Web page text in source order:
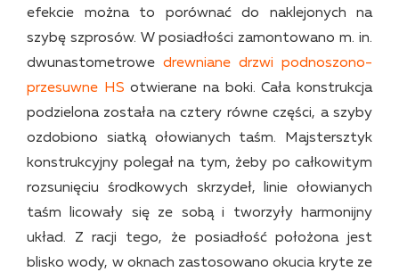
efekcie można to porównać do naklejonych na
szybę szprosów. W posiadłości zamontowano m. in.
dwunastometrowe drewniane drzwi podnoszono-
przesuwne HS otwierane na boki. Cała konstrukcja
podzielona została na cztery równe części, a szyby
ozdobiono siatką ołowianych taśm. Majstersztyk
konstrukcyjny polegał na tym, żeby po całkowitym
rozsunięciu środkowych skrzydeł, linie ołowianych
taśm licowały się ze sobą i tworzyły harmonijny
układ. Z racji tego, że posiadłość położona jest
blisko wody, w oknach zastosowano okucia kryte ze